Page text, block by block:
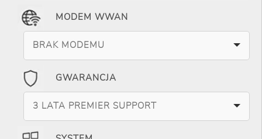
MODEM WWAN
BRAK MODEMU
GWARANCJA
3 LATA PREMIER SUPPORT